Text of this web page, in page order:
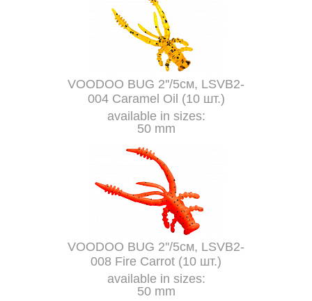
VOODOO BUG 2''/5см, LSVB2-
004 Caramel Oil (10 шт.)
available in sizes:
50 mm
VOODOO BUG 2''/5см, LSVB2-
008 Fire Carrot (10 шт.)
available in sizes:
50 mm